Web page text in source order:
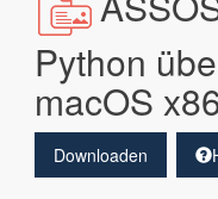
Python
macOS
Downloaden